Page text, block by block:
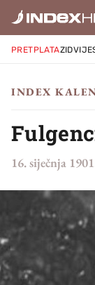
PRETPLATAZID
INDEX
16. siječnja